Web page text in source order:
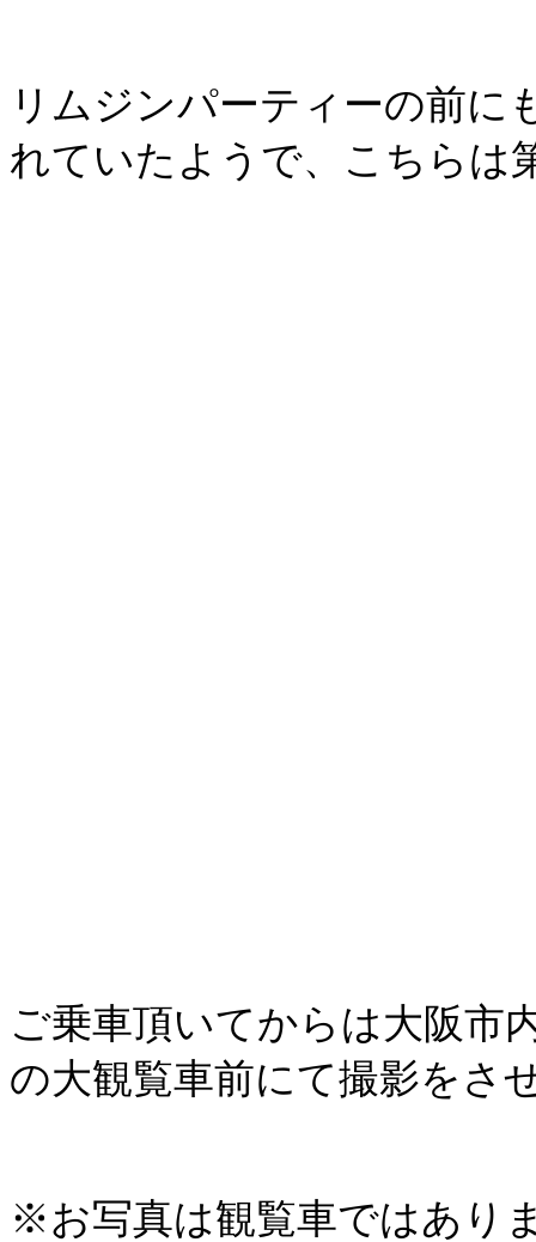
リムジンパーティーの前に
れていたようで、こちらは
ご乗車頂いてからは大阪市
の大観覧車前にて撮影をさ
※お写真は観覧車ではあり